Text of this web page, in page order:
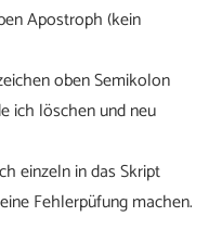
Apostroph (kein
oben Semikolon
ich löschen und neu
einzeln in das Skript
Fehlerpüfung machen.